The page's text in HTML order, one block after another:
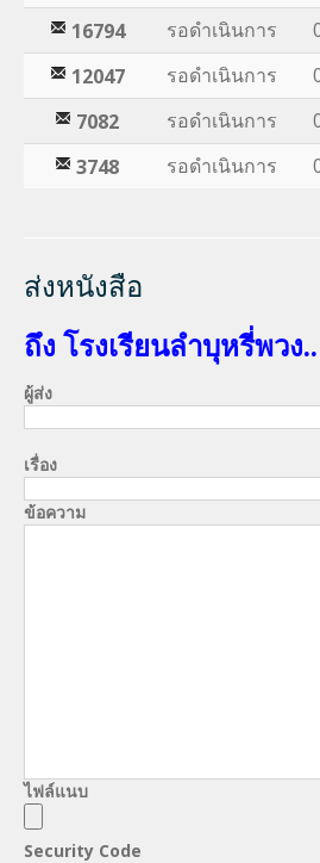
16794
รอดำเนินการ
12047
รอดำเนินการ
7082
รอดำเนินการ
3748
รอดำเนินการ
ส่งหนังสือ
ถึง โรงเรียนลำบุหรี่พวง..
ผู้ส่ง
เรื่อง
ข้อความ
ไฟล์แนบ
Security Code